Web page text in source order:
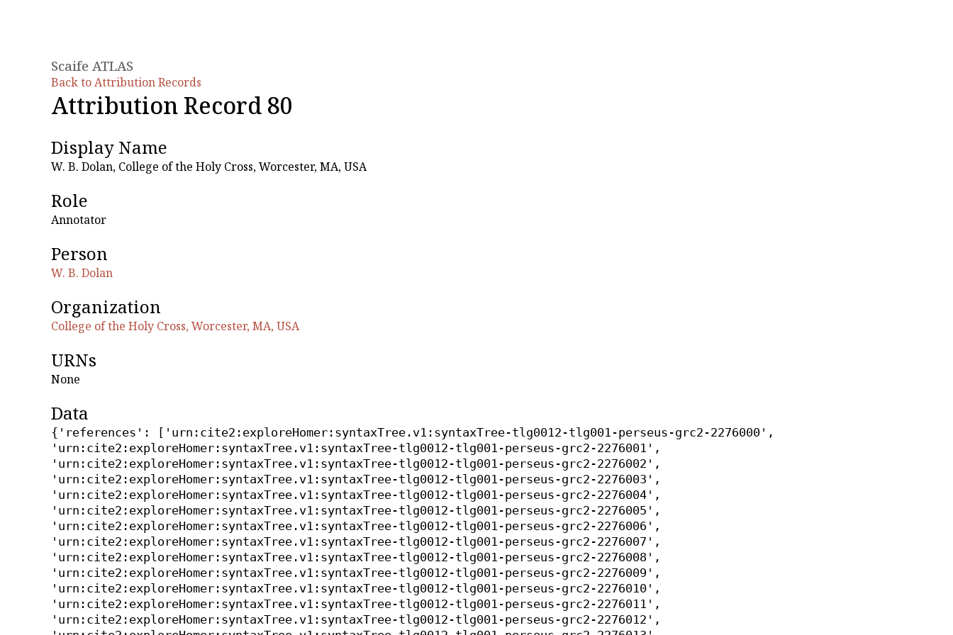
Scaife ATLAS
Back to Attribution Records
Attribution Record 80
Display Name
W. B. Dolan, College of the Holy Cross, Worcester, MA, USA
Role
Annotator
Person
W. B. Dolan
Organization
College of the Holy Cross, Worcester, MA, USA
URNs
None
Data
{'references': ['urn:cite2:exploreHomer:syntaxTree.v1:syntaxTree-tlg0012-tlg001-perseus-grc2-2276000',
'urn:cite2:exploreHomer:syntaxTree.v1:syntaxTree-tlg0012-tlg001-perseus-grc2-2276001',
'urn:cite2:exploreHomer:syntaxTree.v1:syntaxTree-tlg0012-tlg001-perseus-grc2-2276002',
'urn:cite2:exploreHomer:syntaxTree.v1:syntaxTree-tlg0012-tlg001-perseus-grc2-2276003',
'urn:cite2:exploreHomer:syntaxTree.v1:syntaxTree-tlg0012-tlg001-perseus-grc2-2276004',
'urn:cite2:exploreHomer:syntaxTree.v1:syntaxTree-tlg0012-tlg001-perseus-grc2-2276005',
'urn:cite2:exploreHomer:syntaxTree.v1:syntaxTree-tlg0012-tlg001-perseus-grc2-2276006',
'urn:cite2:exploreHomer:syntaxTree.v1:syntaxTree-tlg0012-tlg001-perseus-grc2-2276007',
'urn:cite2:exploreHomer:syntaxTree.v1:syntaxTree-tlg0012-tlg001-perseus-grc2-2276008',
'urn:cite2:exploreHomer:syntaxTree.v1:syntaxTree-tlg0012-tlg001-perseus-grc2-2276009',
'urn:cite2:exploreHomer:syntaxTree.v1:syntaxTree-tlg0012-tlg001-perseus-grc2-2276010',
'urn:cite2:exploreHomer:syntaxTree.v1:syntaxTree-tlg0012-tlg001-perseus-grc2-2276011',
'urn:cite2:exploreHomer:syntaxTree.v1:syntaxTree-tlg0012-tlg001-perseus-grc2-2276012',